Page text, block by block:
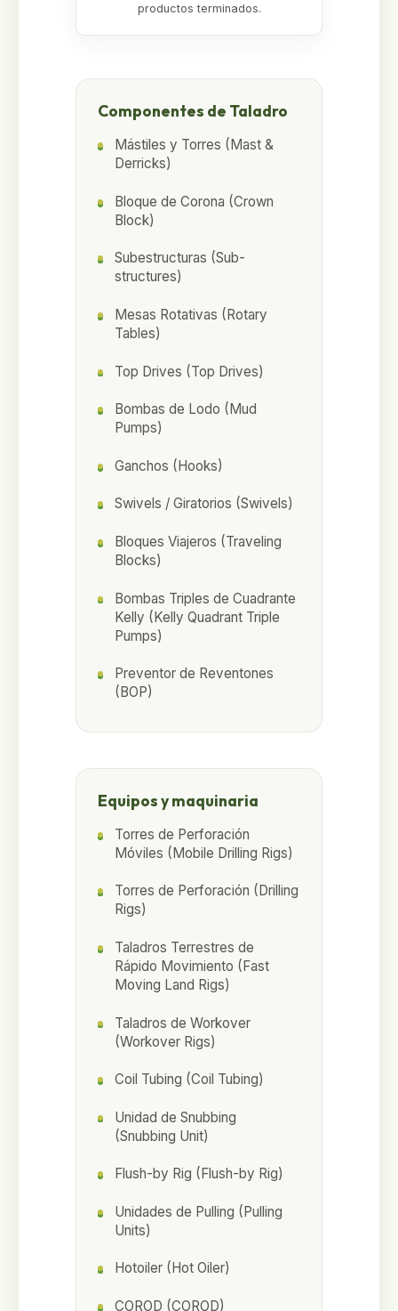
productos terminados.
Componentes de Taladro
Mástiles y Torres (Mast &
Derricks)
Bloque de Corona (Crown
Block)
Subestructuras (Sub-
structures)
Mesas Rotativas (Rotary
Tables)
Top Drives (Top Drives)
Bombas de Lodo (Mud
Pumps)
Ganchos (Hooks)
Swivels / Giratorios (Swivels)
Bloques Viajeros (Traveling
Blocks)
Bombas Triples de Cuadrante
Kelly (Kelly Quadrant Triple
Pumps)
Preventor de Reventones
(BOP)
Equipos y maquinaria
Torres de Perforación
Móviles (Mobile Drilling Rigs)
Torres de Perforación (Drilling
Rigs)
Taladros Terrestres de
Rápido Movimiento (Fast
Moving Land Rigs)
Taladros de Workover
(Workover Rigs)
Coil Tubing (Coil Tubing)
Unidad de Snubbing
(Snubbing Unit)
Flush-by Rig (Flush-by Rig)
Unidades de Pulling (Pulling
Units)
Hotoiler (Hot Oiler)
COROD (COROD)